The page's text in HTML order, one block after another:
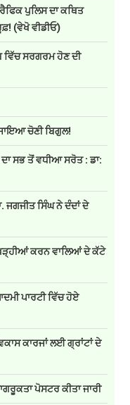
ਪੁਲਿਸ ਦਾ ਕਥਿਤ
(ਵੇਖੋ ਵੀਡੀਓ)
ਵਿੱਚ ਸਰਗਰਮ ਹੋਣ ਦੀ
ਚੋਣੀ ਬਿਗੁਲ!
ਸਭ ਤੋਂ ਵਧੀਆ ਸਰੋਤ : ਡਾ:
ਜਗਜੀਤ ਸਿੰਘ ਨੇ ਦੰਦਾਂ ਦੇ
ਖੜ੍ਹੀਆਂ ਕਰਨ ਵਾਲਿਆਂ ਦੇ ਕੱਟੇ
ਪਾਰਟੀ ਵਿੱਚ ਹੋਏ
ਕਾਰਜਾਂ ਲਈ ਗ੍ਰਾਂਟਾਂ ਦੇ
ਪੋਸਟਰ ਕੀਤਾ ਜਾਰੀ